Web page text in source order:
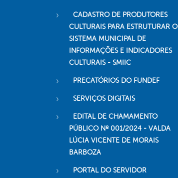
CADASTRO DE PRODUTORES
CULTURAIS PARA ESTRUTURAR O
SISTEMA MUNICIPAL DE
INFORMAÇÕES E INDICADORES
CULTURAIS - SMIIC
PRECATÓRIOS DO FUNDEF
SERVIÇOS DIGITAIS
EDITAL DE CHAMAMENTO
PÚBLICO Nº 001/2024 - VALDA
LÚCIA VICENTE DE MORAIS
BARBOZA
PORTAL DO SERVIDOR